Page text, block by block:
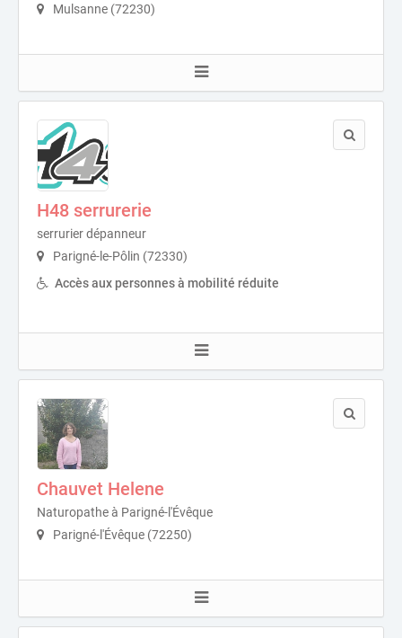
Mulsanne (72230)
H48 serrurerie
serrurier dépanneur
Parigné-le-Pôlin (72330)
Accès aux personnes à mobilité réduite
Chauvet Helene
Naturopathe à Parigné-l'Évêque
Parigné-l'Évêque (72250)